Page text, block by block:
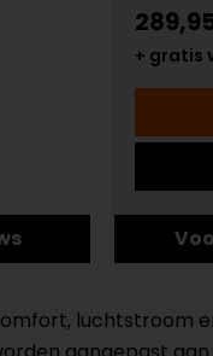
+ gratis
luchtstroom